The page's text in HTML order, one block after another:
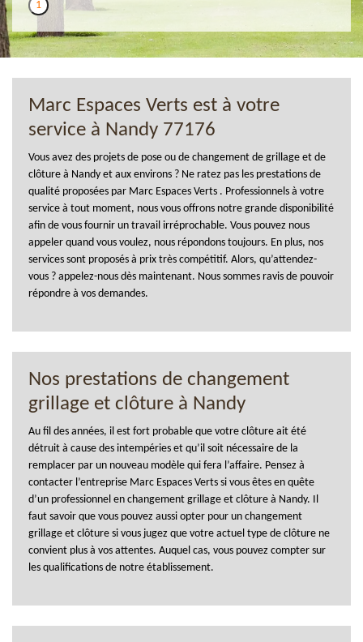
1
Marc Espaces Verts est à votre
service à Nandy 77176
Vous avez des projets de pose ou de changement de grillage et de
clôture à Nandy et aux environs ? Ne ratez pas les prestations de
qualité proposées par Marc Espaces Verts . Professionnels à votre
service à tout moment, nous vous offrons notre grande disponibilité
afin de vous fournir un travail irréprochable. Vous pouvez nous
appeler quand vous voulez, nous répondons toujours. En plus, nos
services sont proposés à prix très compétitif. Alors, qu’attendez-
vous ? appelez-nous dès maintenant. Nous sommes ravis de pouvoir
répondre à vos demandes.
Nos prestations de changement
grillage et clôture à Nandy
Au fil des années, il est fort probable que votre clôture ait été
détruit à cause des intempéries et qu’il soit nécessaire de la
remplacer par un nouveau modèle qui fera l’affaire. Pensez à
contacter l’entreprise Marc Espaces Verts si vous êtes en quête
d’un professionnel en changement grillage et clôture à Nandy. Il
faut savoir que vous pouvez aussi opter pour un changement
grillage et clôture si vous jugez que votre actuel type de clôture ne
convient plus à vos attentes. Auquel cas, vous pouvez compter sur
les qualifications de notre établissement.